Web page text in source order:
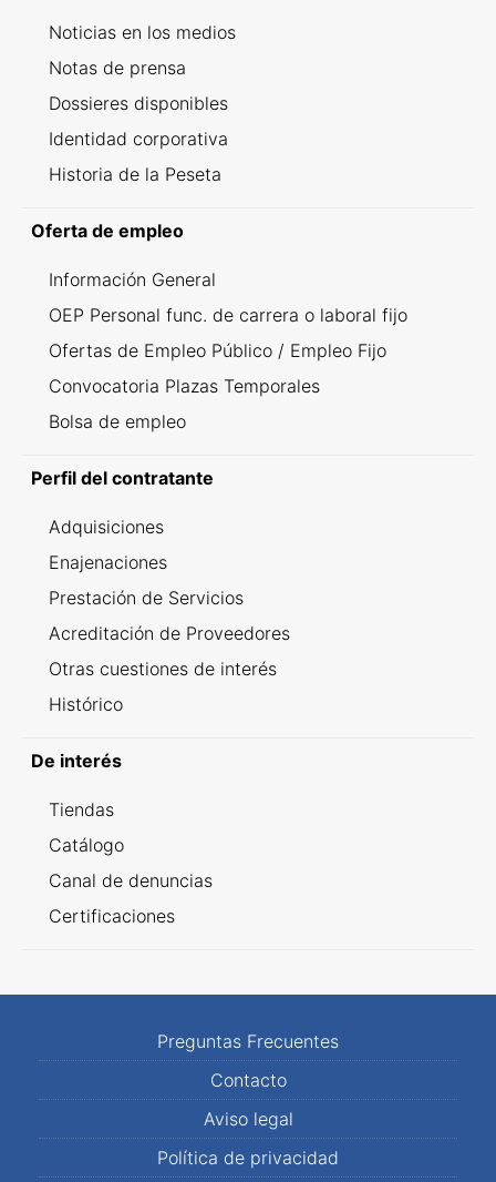
Noticias en los medios
Notas de prensa
Dossieres disponibles
Identidad corporativa
Historia de la Peseta
Oferta de empleo
Información General
OEP Personal func. de carrera o laboral fijo
Ofertas de Empleo Público / Empleo Fijo
Convocatoria Plazas Temporales
Bolsa de empleo
Perfil del contratante
Adquisiciones
Enajenaciones
Prestación de Servicios
Acreditación de Proveedores
Otras cuestiones de interés
Histórico
De interés
Tiendas
Catálogo
Canal de denuncias
Certificaciones
Preguntas Frecuentes
Contacto
Aviso legal
Política de privacidad